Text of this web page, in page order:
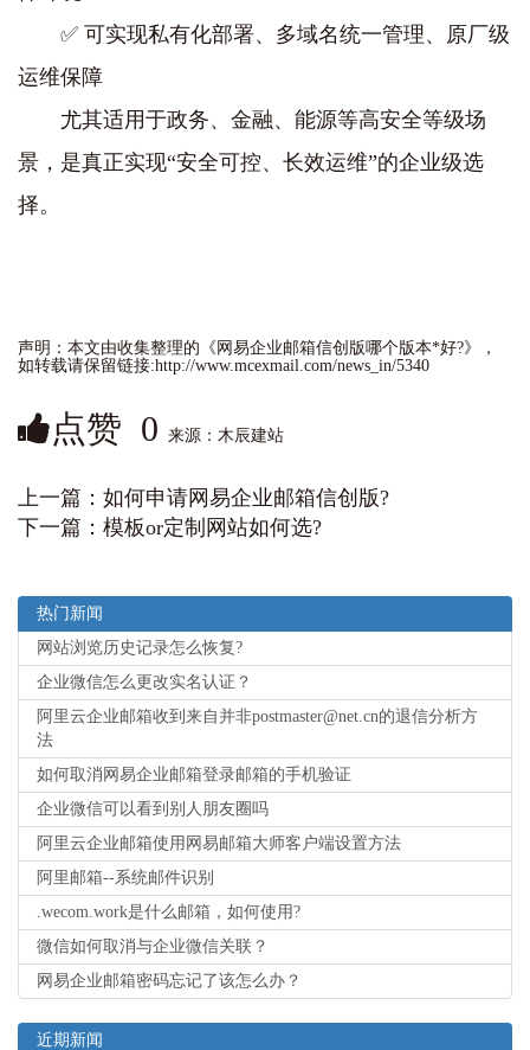
✅ 可实现私有化部署、多域名统一管理、原厂级
运维保障
尤其适用于政务、金融、能源等高安全等级场
景，是真正实现“安全可控、长效运维”的企业级选
择。
声明：本文由收集整理的《网易企业邮箱信创版哪个版本*好?‌》，
如转载请保留链接:http://www.mcexmail.com/news_in/5340
点赞 0 来源：木辰建站
上一篇： 如何申请网易企业邮箱信创版?‌
下一篇： 模板or定制网站如何选?
热门新闻
网站浏览历史记录怎么恢复?
企业微信怎么更改实名认证？
阿里云企业邮箱收到来自并非postmaster@net.cn的退信分析方
法
如何取消网易企业邮箱登录邮箱的手机验证
企业微信可以看到别人朋友圈吗
阿里云企业邮箱使用网易邮箱大师客户端设置方法
阿里邮箱--系统邮件识别
.wecom.work是什么邮箱，如何使用?
微信如何取消与企业微信关联？
网易企业邮箱密码忘记了该怎么办？
近期新闻